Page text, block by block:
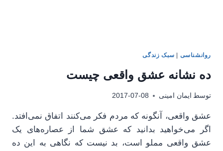
روانشناسی سبک زندگی
ده نشانه عشق واقعی چیست
توسط ایمان امینی 2017-07-08
عشق واقعی، آنگونه که مردم فکر می‌کنند اتفاق نمی‌افتد.
اگر می‌خواهید بدانید که عشق شما از عصاره‌های یک
عشق واقعی مملو است، بد نیست که نگاهی به این ده